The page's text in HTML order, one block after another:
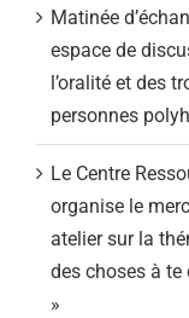
Matinée
espace de
l’oralité et des
personnes
Le Centre
organise le
atelier sur la
des choses à
»